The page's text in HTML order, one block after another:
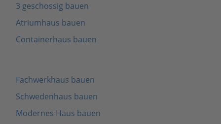
3 geschossig bauen
Atriumhaus bauen
Containerhaus bauen
Fachwerkhaus bauen
Schwedenhaus bauen
Modernes Haus bauen